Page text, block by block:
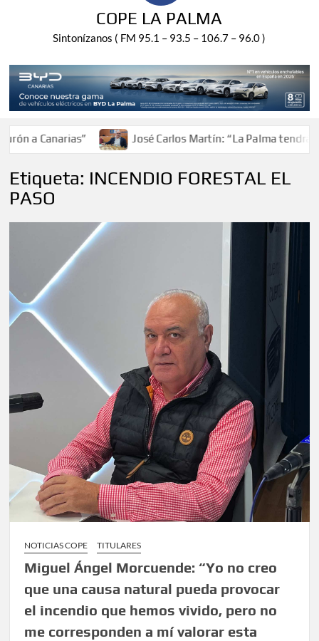
COPE LA PALMA
Sintonízanos ( FM 95.1 – 93.5 – 106.7 – 96.0 )
a Canarias” José Carlos Martín: “La Palma tendrá
Etiqueta: INCENDIO FORESTAL EL
PASO
NOTICIAS COPE TITULARES
Miguel Ángel Morcuende: “Yo no creo
que una causa natural pueda provocar
el incendio que hemos vivido, pero no
me corresponden a mí valorar esta